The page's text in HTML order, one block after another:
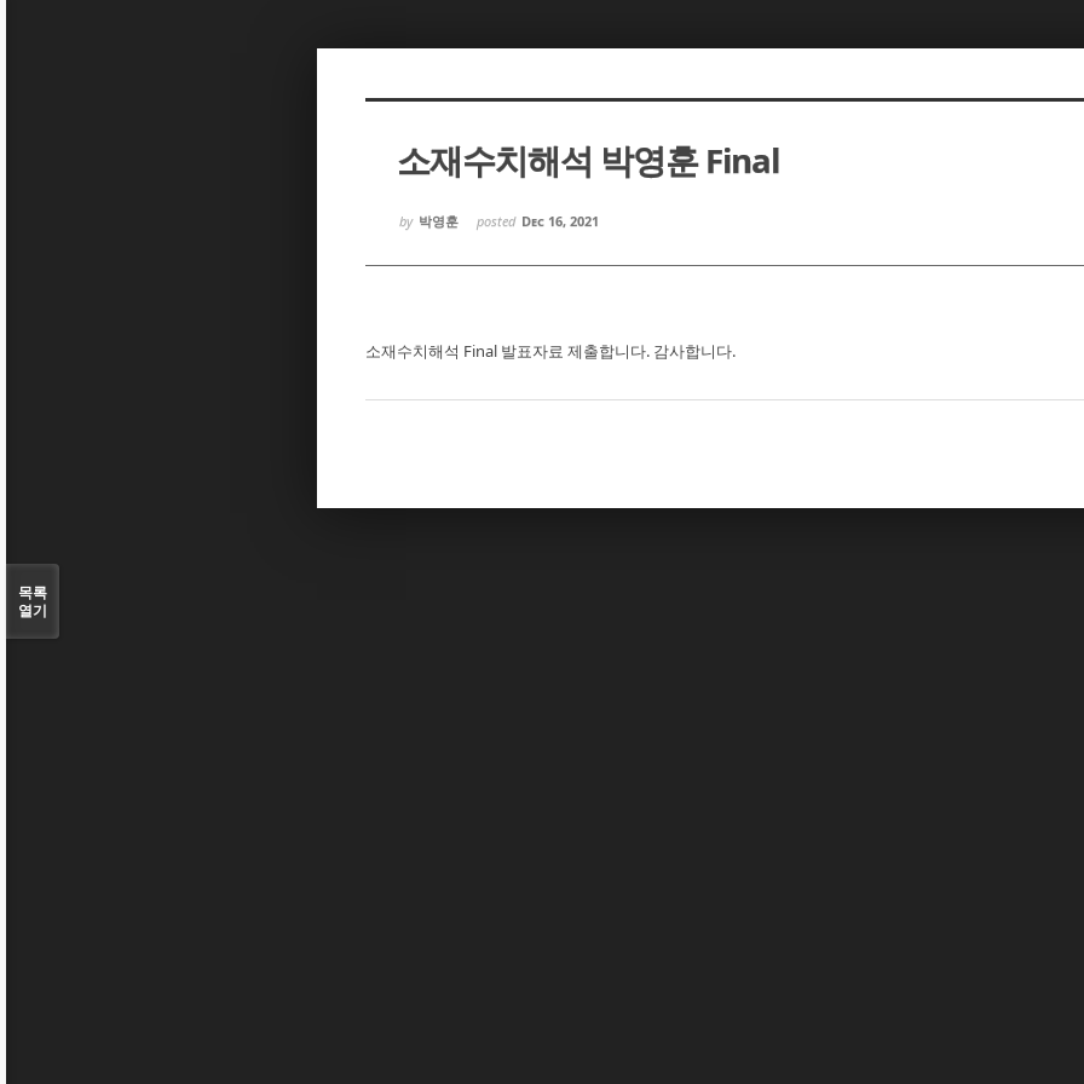
소재수치해석 박영훈 Final
by 박영훈 posted Dec 16, 2021
소재수치해석 Final 발표자료 제출합니다. 감사합니다.
목록
열기
Sketchbook5, 스케치북5
Sketchbook5, 스케치북5
Sketchbook5, 스케치북5
Sketchbook5, 스케치북5